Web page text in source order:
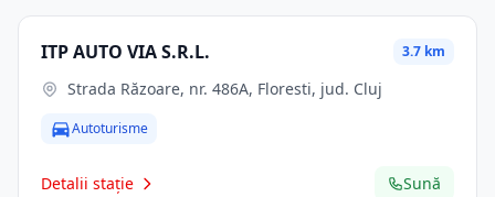
ITP AUTO VIA S.R.L. 3.7 km
Strada Răzoare, nr. 486A, Floresti, jud. Cluj
Autoturisme
Detalii stație Sună